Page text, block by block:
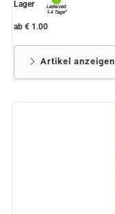
Lager
ab € 1.00
Artikel anzeigen